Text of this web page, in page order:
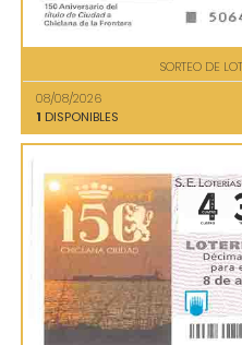
SORTEO DE
08/08/2026
1 DISPONIBLES